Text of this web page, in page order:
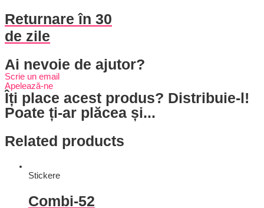
Returnare în 30
de zile
Ai nevoie de ajutor?
Scrie un email
Apelează-ne
Îți place acest produs? Distribuie-l!
Poate ți-ar plăcea și...
Related products
Stickere
Combi-52